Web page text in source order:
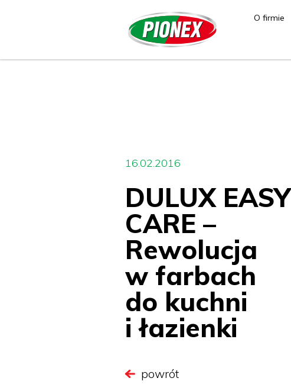
O firmie
16.02.2016
DULUX EASY
CARE –
Rewolucja
w farbach
do kuchni
i łazienki
powrót